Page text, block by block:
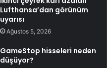
Lufthansa’dan görünüm
uyarısı
Ağustos 5, 2026
GameStop hisseleri neden
düşüyor?